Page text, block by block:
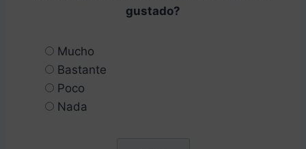
gustado?
Mucho
Bastante
Poco
Nada